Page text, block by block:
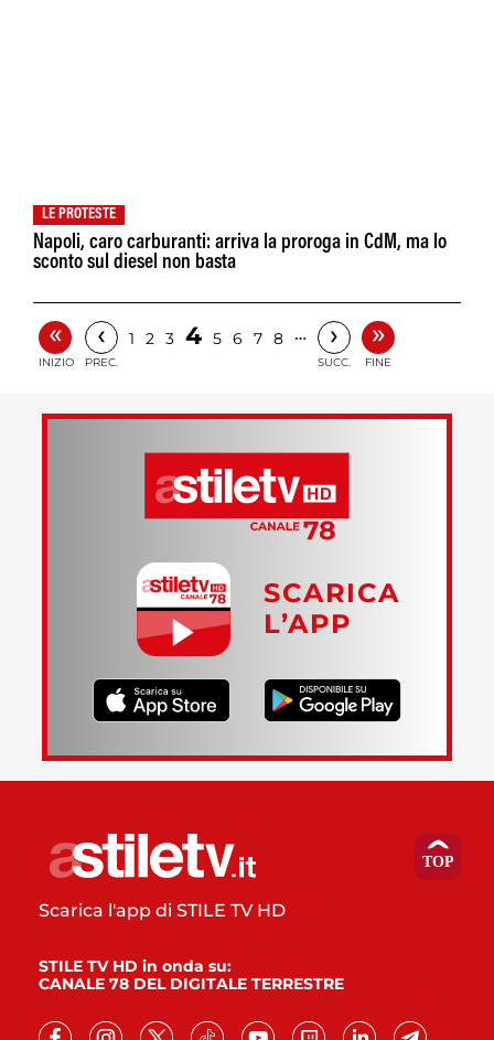
LE PROTESTE
Napoli, caro carburanti: arriva la proroga in CdM, ma lo
sconto sul diesel non basta
«
INIZIO
‹
PREC.
1 2 3 4 5 6 7 8 … ›
SUCC.
»
FINE
SCARICA
L’APP
Scarica l'app di STILE TV HD
STILE TV HD in onda su:
CANALE 78 DEL DIGITALE TERRESTRE